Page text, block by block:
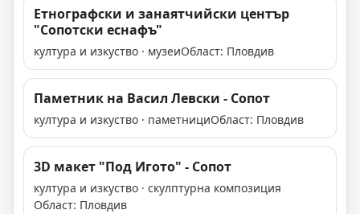
Етнографски и занаятчийски център
"Сопотски еснафъ"
култура и изкуство · музеиОбласт: Пловдив
Паметник на Васил Левски - Сопот
култура и изкуство · паметнициОбласт: Пловдив
3D макет "Под Игото" - Сопот
култура и изкуство · скулптурна композиция
Област: Пловдив